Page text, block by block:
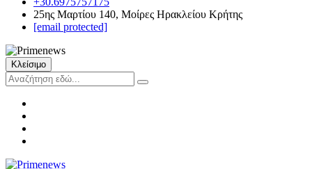
25ης Μαρτίου 140, Μοίρες Ηρακλείου Κρήτης
[email protected]
Κλείσιμο